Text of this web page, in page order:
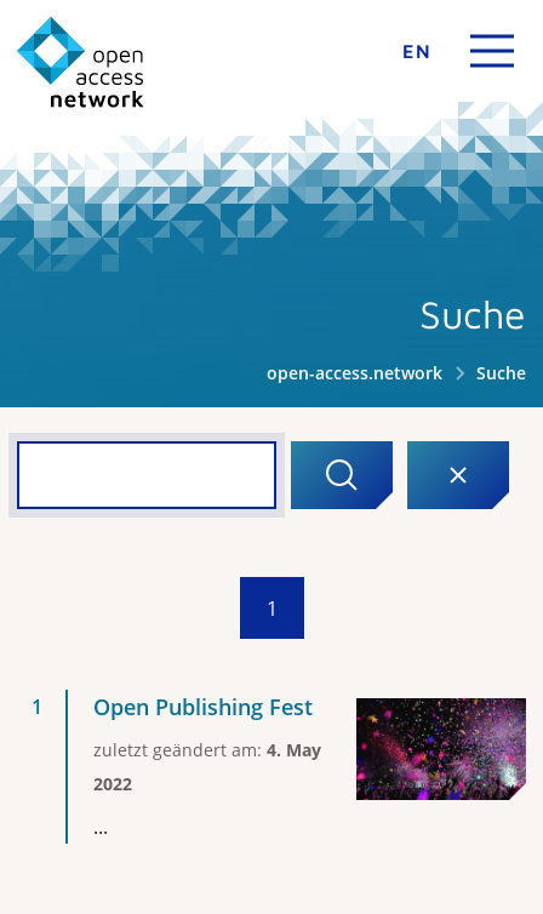
EN
Suche
open-access.network Suche
1
Open Publishing Fest
zuletzt geändert am: 4. May
2022
...